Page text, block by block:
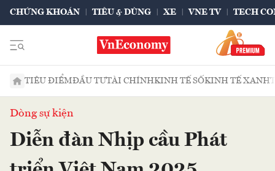
CHỨNG KHOÁN TIÊU & DÙNG XE VNE TV TECH
TIÊU ĐIỂMĐẦU TƯTÀI CHÍNHKINH TẾ SỐKINH TẾ XANH
Dòng sự kiện
Diễn đàn Nhịp cầu Phát